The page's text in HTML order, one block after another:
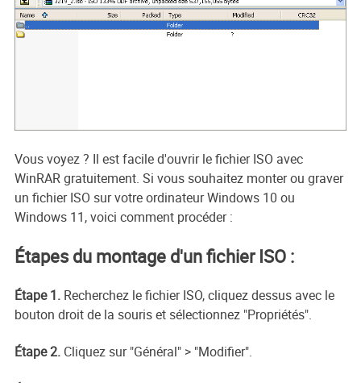
Vous voyez ? Il est facile d'ouvrir le fichier ISO avec
WinRAR gratuitement. Si vous souhaitez monter ou graver
un fichier ISO sur votre ordinateur Windows 10 ou
Windows 11, voici comment procéder :
Étapes du montage d'un fichier ISO :
Étape 1. Recherchez le fichier ISO, cliquez dessus avec le
bouton droit de la souris et sélectionnez "Propriétés".
Étape 2. Cliquez sur "Général" > "Modifier".